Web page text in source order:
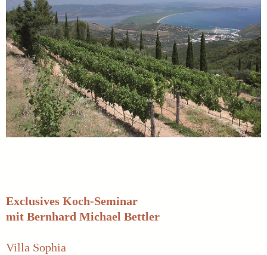
Exclusives Koch-Seminar
mit Bernhard Michael Bettler
Villa Sophia